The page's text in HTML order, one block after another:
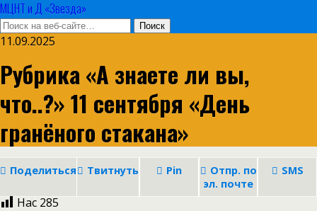
МЦНТ и Д «Звезда»
11.09.2025
Рубрика «А знаете ли вы,
что..?» 11 сентября «День
гранёного стакана»
Поделиться Твитнуть Pin
Отпр. по
эл. почте
SMS
Нас 285